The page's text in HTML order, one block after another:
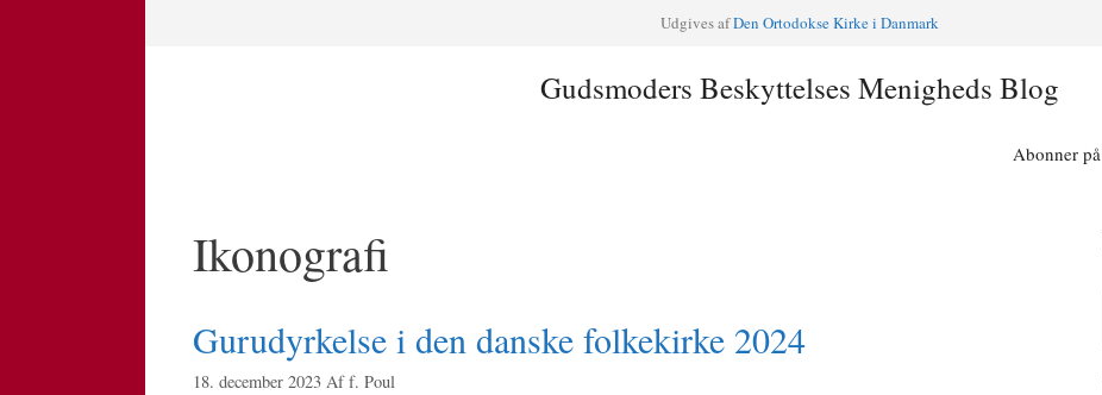
Udgi­ves afDen Orto­dok­se Kir­ke i Danmark
Gudsmoders Beskyttelses Menigheds Blog
Abonner
Ikonografi
Gurudyrkelse i den danske folkekirke 2024
18. december 2023 Aff. Poul